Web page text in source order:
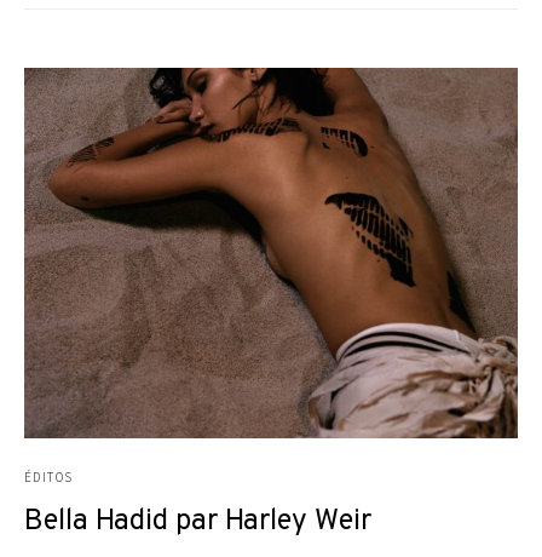
ÉDITOS
Bella Hadid par Harley Weir